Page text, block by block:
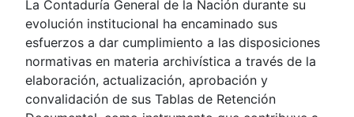
La Contaduría General de la Nación durante su
evolución institucional ha encaminado sus
esfuerzos a dar cumplimiento a las disposiciones
normativas en materia archivística a través de la
elaboración, actualización, aprobación y
convalidación de sus Tablas de Retención